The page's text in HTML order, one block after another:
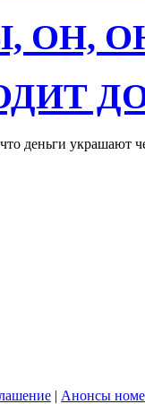
ОН,
деньги украшают
| Анонсы